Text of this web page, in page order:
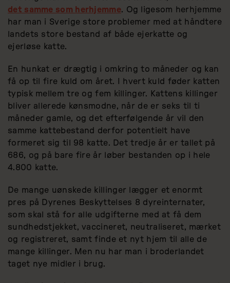
det samme som herhjemme. Og ligesom herhjemme
har man i Sverige store problemer med at håndtere
landets store bestand af både ejerkatte og
ejerløse katte.
En hunkat er drægtig i omkring to måneder og kan
få op til fire kuld om året. I hvert kuld føder katten
typisk mellem tre og fem killinger. Kattens killinger
bliver allerede kønsmodne, når de er seks til ti
måneder gamle, og det efterfølgende år vil den
samme kattebestand derfor potentielt have
formeret sig til 98 katte. Det tredje år er tallet på
686, og på bare fire år løber bestanden op i hele
4.800 katte.
De mange uønskede killinger lægger et enormt
pres på Dyrenes Beskyttelses 8 dyreinternater,
som skal stå for alle udgifterne med at få dem
sundhedstjekket, vaccineret, neutraliseret, mærket
og registreret, samt finde et nyt hjem til alle de
mange killinger. Men nu har man i broderlandet
taget nye midler i brug.